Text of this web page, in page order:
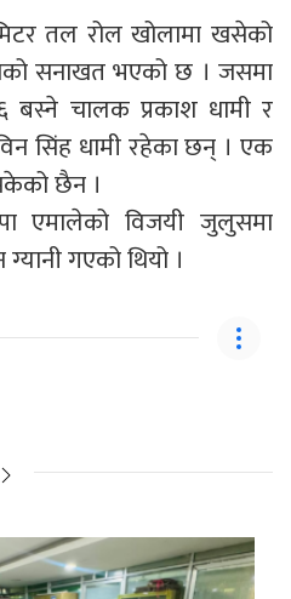
तल रोल खोलामा खसेको
सनाखत भएको छ । जसमा
बस्ने चालक प्रकाश धामी र
सिंह धामी रहेका छन् । एक
छैन ।
एमालेको विजयी जुलुसमा
गएको थियो ।